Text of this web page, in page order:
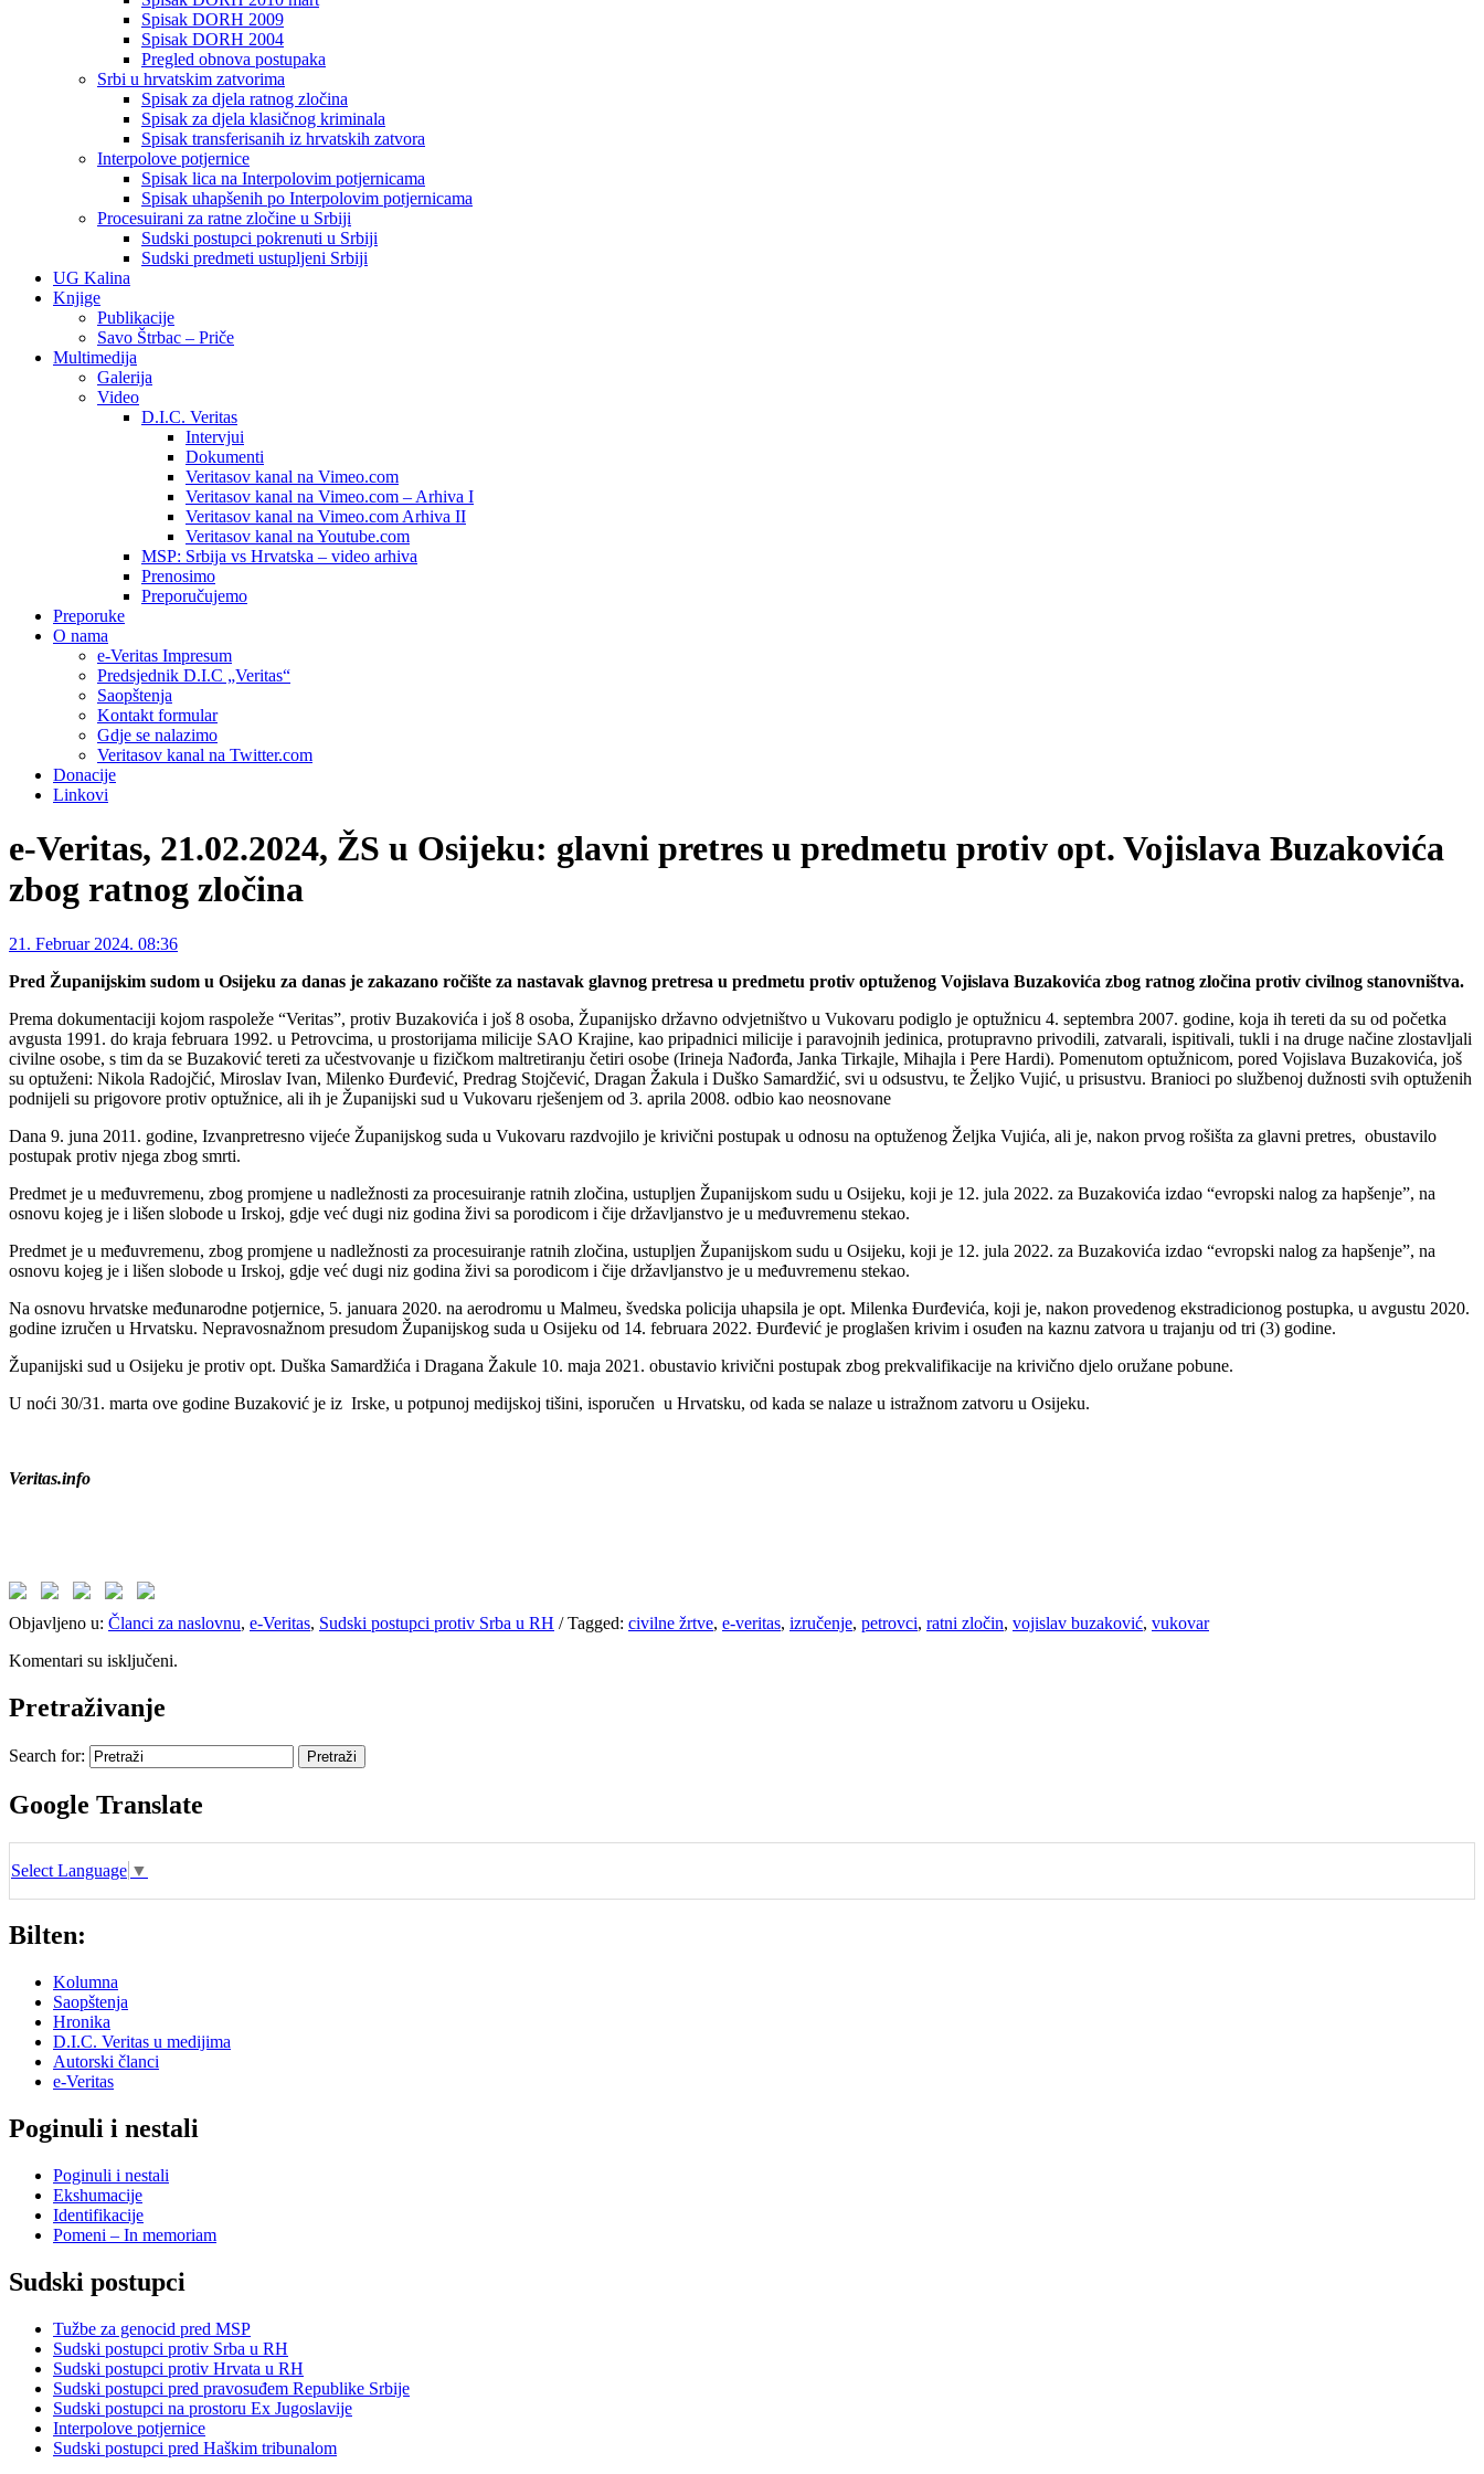
Spisak DORH 2009
Spisak DORH 2004
Pregled obnova postupaka
Srbi u hrvatskim zatvorima
Spisak za djela ratnog zločina
Spisak za djela klasičnog kriminala
Spisak transferisanih iz hrvatskih zatvora
Interpolove potjernice
Spisak lica na Interpolovim potjernicama
Spisak uhapšenih po Interpolovim potjernicama
Procesuirani za ratne zločine u Srbiji
Sudski postupci pokrenuti u Srbiji
Sudski predmeti ustupljeni Srbiji
UG Kalina
Knjige
Publikacije
Savo Štrbac – Priče
Multimedija
Galerija
Video
D.I.C. Veritas
Intervjui
Dokumenti
Veritasov kanal na Vimeo.com
Veritasov kanal na Vimeo.com – Arhiva I
Veritasov kanal na Vimeo.com Arhiva II
Veritasov kanal na Youtube.com
MSP: Srbija vs Hrvatska – video arhiva
Prenosimo
Preporučujemo
Preporuke
O nama
e-Veritas Impresum
Predsjednik D.I.C „Veritas“
Saopštenja
Kontakt formular
Gdje se nalazimo
Veritasov kanal na Twitter.com
Donacije
Linkovi
e-Veritas, 21.02.2024, ŽS u Osijeku: glavni pretres u predmetu protiv opt. Vojislava Buzakovića
zbog ratnog zločina
21. Februar 2024. 08:36
Pred Županijskim sudom u Osijeku za danas je zakazano ročište za nastavak glavnog pretresa u predmetu protiv optuženog Vojislava Buzakovića zbog ratnog zločina protiv civilnog stanovništva.
Prema dokumentaciji kojom raspoleže “Veritas”, protiv Buzakovića i još 8 osoba, Županijsko državno odvjetništvo u Vukovaru podiglo je optužnicu 4. septembra 2007. godine, koja ih tereti da su od početka
avgusta 1991. do kraja februara 1992. u Petrovcima, u prostorijama milicije SAO Krajine, kao pripadnici milicije i paravojnih jedinica, protupravno privodili, zatvarali, ispitivali, tukli i na druge načine zlostavljali
civilne osobe, s tim da se Buzaković tereti za učestvovanje u fizičkom maltretiranju četiri osobe (Irineja Nađorđa, Janka Tirkajle, Mihajla i Pere Hardi). Pomenutom optužnicom, pored Vojislava Buzakovića, još
su optuženi: Nikola Radojčić, Miroslav Ivan, Milenko Đurđević, Predrag Stojčević, Dragan Žakula i Duško Samardžić, svi u odsustvu, te Željko Vujić, u prisustvu. Branioci po službenoj dužnosti svih optuženih
podnijeli su prigovore protiv optužnice, ali ih je Županijski sud u Vukovaru rješenjem od 3. aprila 2008. odbio kao neosnovane
Dana 9. juna 2011. godine, Izvanpretresno vijeće Županijskog suda u Vukovaru razdvojilo je krivični postupak u odnosu na optuženog Željka Vujića, ali je, nakon prvog rošišta za glavni pretres, obustavilo
postupak protiv njega zbog smrti.
Predmet je u međuvremenu, zbog promjene u nadležnosti za procesuiranje ratnih zločina, ustupljen Županijskom sudu u Osijeku, koji je 12. jula 2022. za Buzakovića izdao “evropski nalog za hapšenje”, na
osnovu kojeg je i lišen slobode u Irskoj, gdje već dugi niz godina živi sa porodicom i čije državljanstvo je u međuvremenu stekao.
Predmet je u međuvremenu, zbog promjene u nadležnosti za procesuiranje ratnih zločina, ustupljen Županijskom sudu u Osijeku, koji je 12. jula 2022. za Buzakovića izdao “evropski nalog za hapšenje”, na
osnovu kojeg je i lišen slobode u Irskoj, gdje već dugi niz godina živi sa porodicom i čije državljanstvo je u međuvremenu stekao.
Na osnovu hrvatske međunarodne potjernice, 5. januara 2020. na aerodromu u Malmeu, švedska policija uhapsila je opt. Milenka Đurđevića, koji je, nakon provedenog ekstradicionog postupka, u avgustu 2020.
godine izručen u Hrvatsku. Nepravosnažnom presudom Županijskog suda u Osijeku od 14. februara 2022. Đurđević je proglašen krivim i osuđen na kaznu zatvora u trajanju od tri (3) godine.
Županijski sud u Osijeku je protiv opt. Duška Samardžića i Dragana Žakule 10. maja 2021. obustavio krivični postupak zbog prekvalifikacije na krivično djelo oružane pobune.
U noći 30/31. marta ove godine Buzaković je iz Irske, u potpunoj medijskoj tišini, isporučen u Hrvatsku, od kada se nalaze u istražnom zatvoru u Osijeku.
Veritas.info
Objavljeno u: Članci za naslovnu, e-Veritas, Sudski postupci protiv Srba u RH /Tagged: civilne žrtve, e-veritas, izručenje, petrovci, ratni zločin, vojislav buzaković, vukovar
Komentari su isključeni.
Pretraživanje
Search for:
Google Translate
Select Language ▼
Bilten:
Kolumna
Saopštenja
Hronika
D.I.C. Veritas u medijima
Autorski članci
e-Veritas
Poginuli i nestali
Poginuli i nestali
Ekshumacije
Identifikacije
Pomeni – In memoriam
Sudski postupci
Tužbe za genocid pred MSP
Sudski postupci protiv Srba u RH
Sudski postupci protiv Hrvata u RH
Sudski postupci pred pravosuđem Republike Srbije
Sudski postupci na prostoru Ex Jugoslavije
Interpolove potjernice
Sudski postupci pred Haškim tribunalom